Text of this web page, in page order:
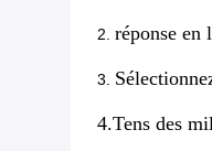
2. réponse en
3.
4.Tens des